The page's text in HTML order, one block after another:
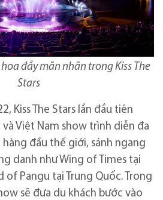
đầy mãn nhãn trong Kiss The
Stars
Kiss The Stars lần đầu tiên
Việt Nam show trình diễn đa
đầu thế giới, sánh ngang
danh như Wing of Times tại
of Pangu tại Trung Quốc. Trong
sẽ đưa du khách bước vào